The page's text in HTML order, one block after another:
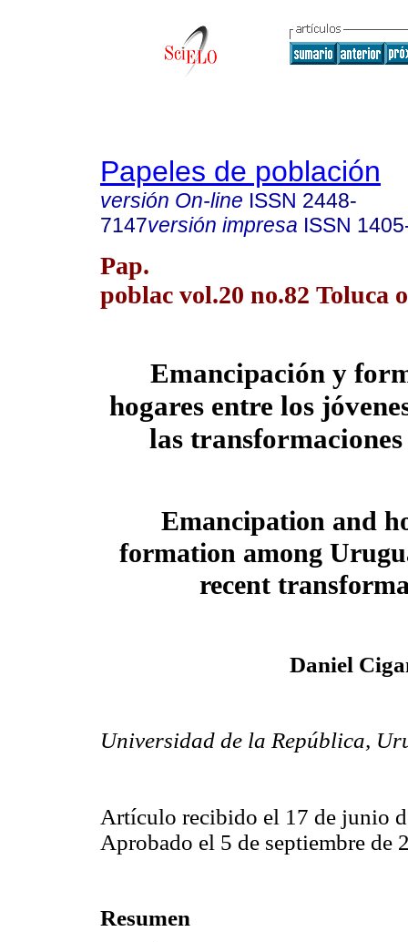
Papeles de población
versión On-line ISSN 2448-
7147versión impresa ISSN
Pap.
poblac vol.20 no.82 Toluca
Emancipación y
hogares entre los
las transformaciones
Emancipation and
formation among
recent
Daniel
Universidad de la República,
Artículo recibido el 17 de junio
Aprobado el 5 de septiembre de
Resumen